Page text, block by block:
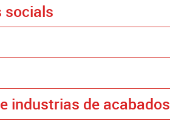
socials
industrias de